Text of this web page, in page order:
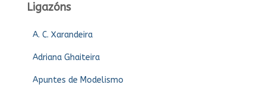
Ligazóns
A. C. Xarandeira
Adriana Ghaiteira
Apuntes de Modelismo